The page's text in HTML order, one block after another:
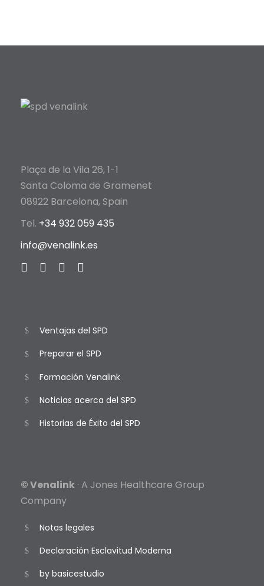
Plaça de la Vila 26, 1-1
Santa Coloma de Gramenet
08922 Barcelona, Spain
Tel. +34 932 059 435
info@venalink.es
Ventajas del SPD
Preparar el SPD
Formación Venalink
Noticias acerca del SPD
Historias de Éxito del SPD
© Venalink · A Jones Healthcare Group
Company
Notas legales
Declaración Esclavitud Moderna
by basicestudio